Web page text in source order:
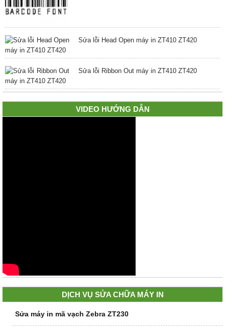
Sửa lỗi Head Open máy in ZT410 ZT420
Sửa lỗi Ribbon Out máy in ZT410 ZT420
VIDEO HƯỚNG DẪN
DỊCH VỤ SỬA CHỮA MÁY IN
Sửa máy in mã vạch Zebra ZT230